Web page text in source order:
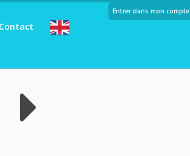
Contact
Entrer dans mon compte